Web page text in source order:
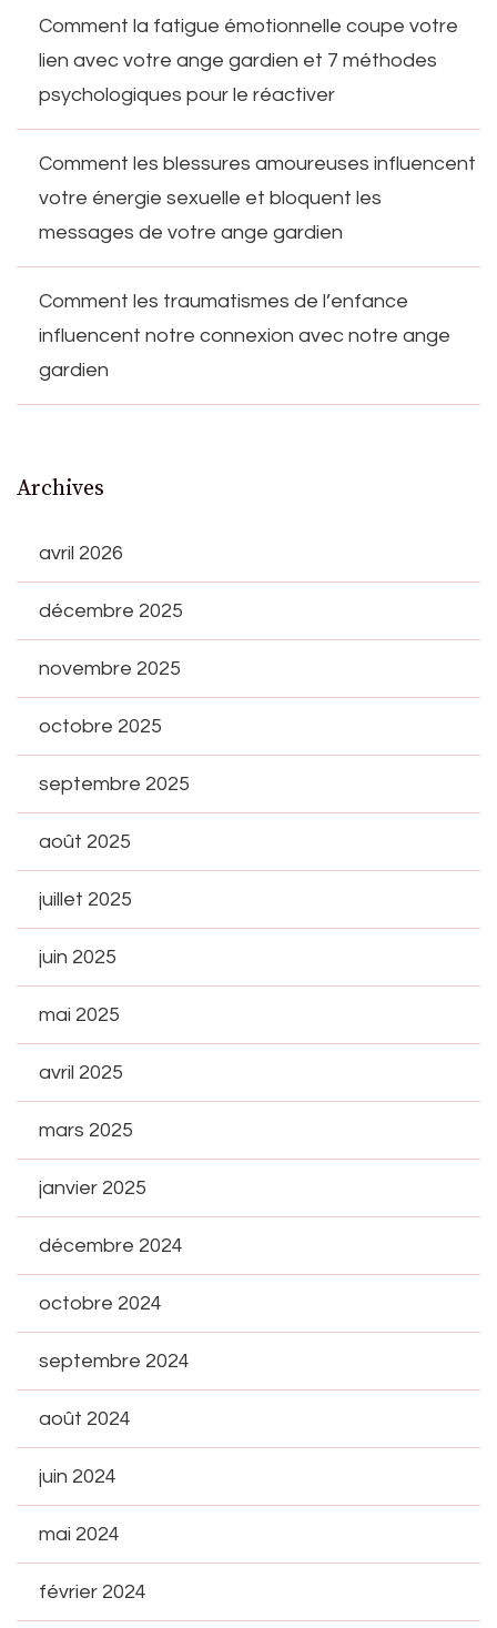
Comment la fatigue émotionnelle coupe votre
lien avec votre ange gardien et 7 méthodes
psychologiques pour le réactiver
Comment les blessures amoureuses influencent
votre énergie sexuelle et bloquent les
messages de votre ange gardien
Comment les traumatismes de l’enfance
influencent notre connexion avec notre ange
gardien
Archives
avril 2026
décembre 2025
novembre 2025
octobre 2025
septembre 2025
août 2025
juillet 2025
juin 2025
mai 2025
avril 2025
mars 2025
janvier 2025
décembre 2024
octobre 2024
septembre 2024
août 2024
juin 2024
mai 2024
février 2024